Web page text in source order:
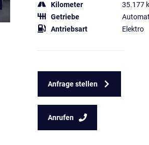
Kilometer
35.177
Getriebe
Antriebsart
Elektro
Anfrage stellen
Anrufen